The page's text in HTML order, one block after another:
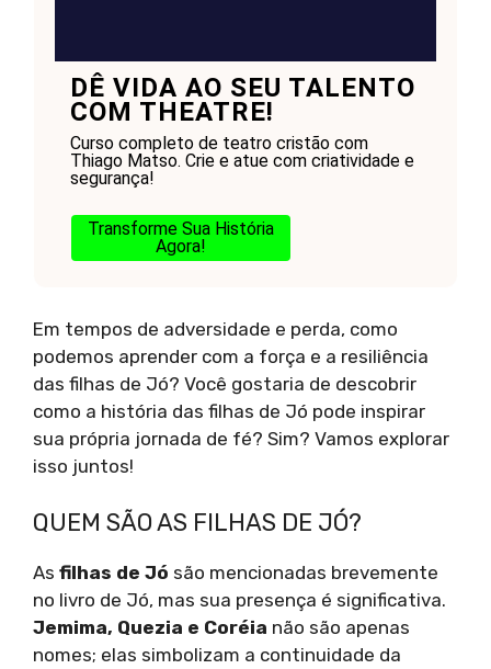
DÊ VIDA AO SEU TALENTO
COM THEATRE!
Curso completo de teatro cristão com
Thiago Matso. Crie e atue com criatividade e
segurança!
Transforme Sua História
Agora!
Em tempos de adversidade e perda, como
podemos aprender com a força e a resiliência
das filhas de Jó? Você gostaria de descobrir
como a história das filhas de Jó pode inspirar
sua própria jornada de fé? Sim? Vamos explorar
isso juntos!
QUEM SÃO AS FILHAS DE JÓ?
As filhas de Jó são mencionadas brevemente
no livro de Jó, mas sua presença é significativa.
Jemima, Quezia e Coréia não são apenas
nomes; elas simbolizam a continuidade da